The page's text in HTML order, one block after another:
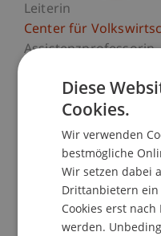
Leiterin
Center für
Assistenzprofessorin
Universität
Fürst-Franz-Josef-
9490 Vaduz
Liechtenstein
T. +423 265 11 88
tanja.kirn@uni.li
Diese
Cookies.
Wir verwenden
bestmögliche
Wir setzen dabei
Drittanbietern ein
Cookies erst
werden.